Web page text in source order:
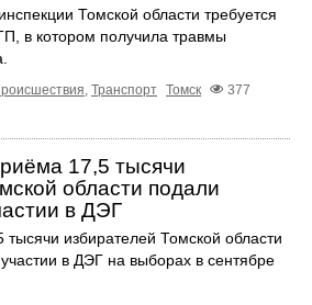
Томской области требуется
в котором получила травмы
, Транспорт Томск
377
17,5 тысячи
области подали
в ДЭГ
тысячи избирателей Томской области
в ДЭГ на выборах в сентябре